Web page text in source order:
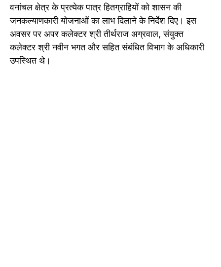
वनांचल क्षेत्र के प्रत्येक पात्र हितग्राहियों को शासन की
जनकल्याणकारी योजनाओं का लाभ दिलाने के निर्देश दिए। इस
अवसर पर अपर कलेक्टर श्री तीर्थराज अग्रवाल, संयुक्त
कलेक्टर श्री नवीन भगत और सहित संबंधित विभाग के अधिकारी
उपस्थित थे।